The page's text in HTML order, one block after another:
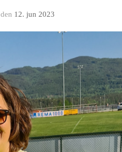
den 12. jun 2023